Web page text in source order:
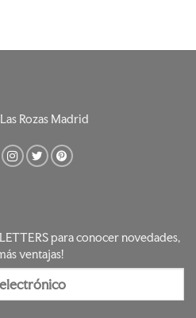
Rozas Madrid
para conocer novedades,
ventajas!